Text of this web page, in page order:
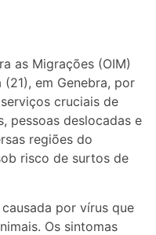
as Migrações (OIM)
em Genebra, por
cruciais de
pessoas deslocadas e
regiões do
risco de surtos de
por vírus que
Os sintomas